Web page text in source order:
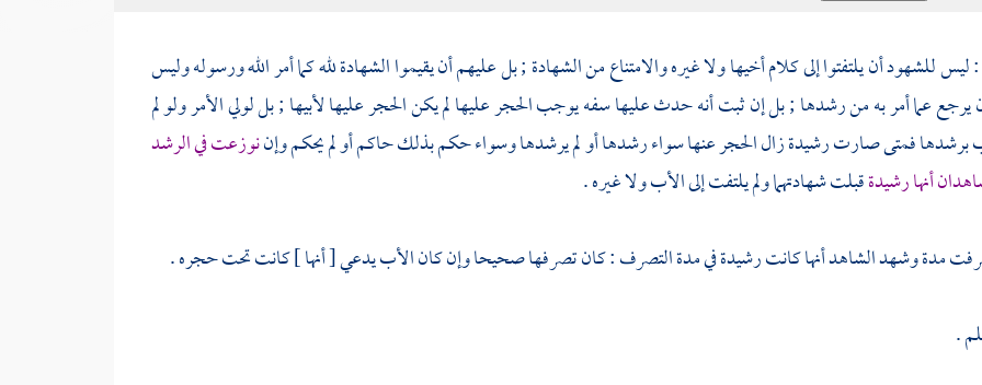
للشهود أن يلتفتوا إلى كلام أخيها ولا غيره والامتناع من الشهادة ; بل عليهم أن يقيموا الشهادة لله كما أمر الله ورسوله وليس
يرجع عما أمر به من رشدها ; بل إن ثبت أنه حدث عليها سفه يوجب الحجر عليها لم يكن الحجر عليها لأبيها ; بل لولي الأمر ولو لم
برشدها فمتى صارت رشيدة زال الحجر عنها سواء رشدها أو لم يرشدها وسواء حكم بذلك حاكم أو لم يحكم وإننوزعت في الرشد
أنها رشيدةقبلت شهادتهما ولم يلتفت إلى الأب ولا غيره .
مدة وشهد الشاهد أنها كانت رشيدة في مدة التصرف : كان تصرفها صحيحا وإن كان الأب يدعي [ أنها ] كانت تحت حجره .
.